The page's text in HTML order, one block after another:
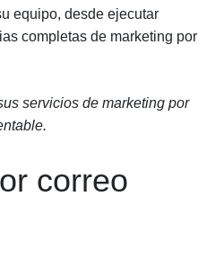
equipo, desde ejecutar
completas de marketing por
servicios de marketing por
correo